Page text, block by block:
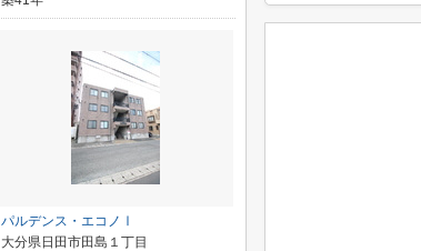
パルデンス・エコノⅠ
大分県日田市田島１丁目